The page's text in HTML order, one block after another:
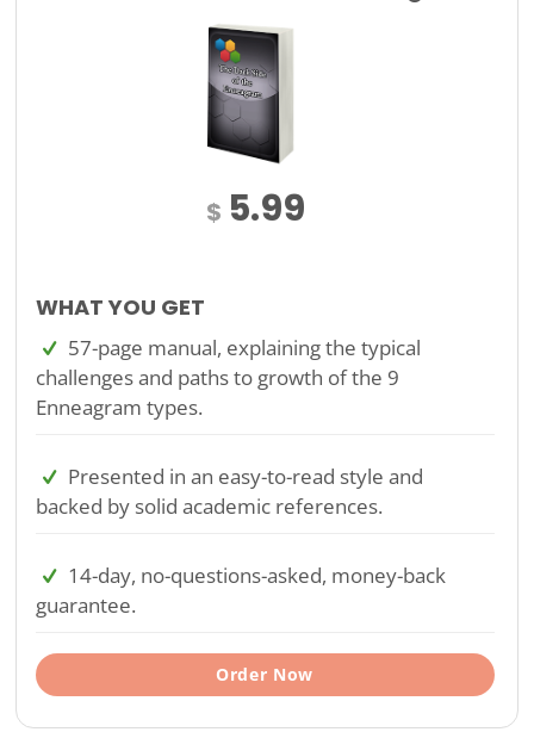
$ 5.99
WHAT YOU GET
57-page manual, explaining the typical
challenges and paths to growth of the 9
Enneagram types.
Presented in an easy-to-read style and
backed by solid academic references.
14-day, no-questions-asked, money-back
guarantee.
Order Now